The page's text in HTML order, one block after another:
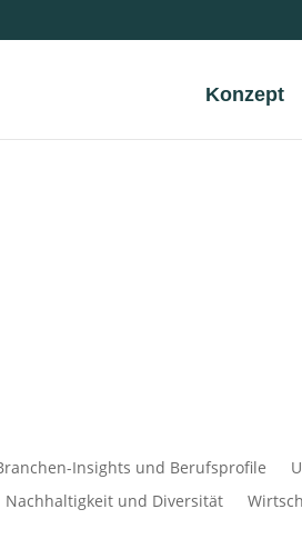
Konzept
Insights und Berufsprofile
Nachhaltigkeit und Diversität